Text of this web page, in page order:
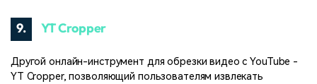
9. YT Cropper
Другой онлайн-инструмент для обрезки видео с YouTube -
YT Cropper, позволяющий пользователям извлекать